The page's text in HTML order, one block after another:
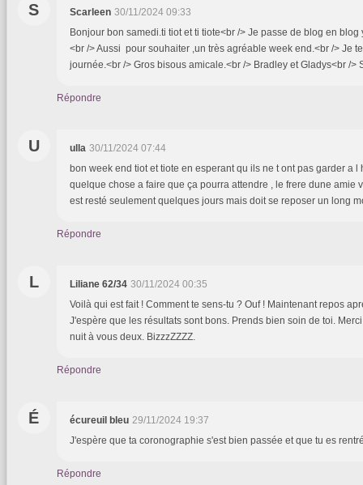
S Scarleen 30/11/2024 09:33
Bonjour bon samedi.ti tiot et ti tiote<br /> Je passe de blog en
<br /> Aussi pour souhaiter ,un très agréable week end.<br /> Je
journée.<br /> Gros bisous amicale.<br /> Bradley et Gladys<br /
Répondre
U ulla 30/11/2024 07:44
bon week end tiot et tiote en esperant qu ils ne t ont pas garder a l
quelque chose a faire que ça pourra attendre , le frere dune amie
est resté seulement quelques jours mais doit se reposer un long
Répondre
L Liliane 62/34 30/11/2024 00:35
Voilà qui est fait ! Comment te sens-tu ? Ouf ! Maintenant repos
J'espère que les résultats sont bons. Prends bien soin de toi.
nuit à vous deux. BizzzZZZZ.
Répondre
É écureuil bleu 29/11/2024 19:37
J'espère que ta coronographie s'est bien passée et que tu es
Répondre